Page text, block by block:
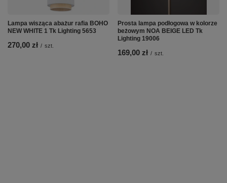
Lampa wisząca abażur rafia BOHO
NEW WHITE 1 Tk Lighting 5653
270,00 zł / szt.
Prosta lampa podłogowa w kolorze
beżowym NOA BEIGE LED Tk
Lighting 19006
169,00 zł / szt.